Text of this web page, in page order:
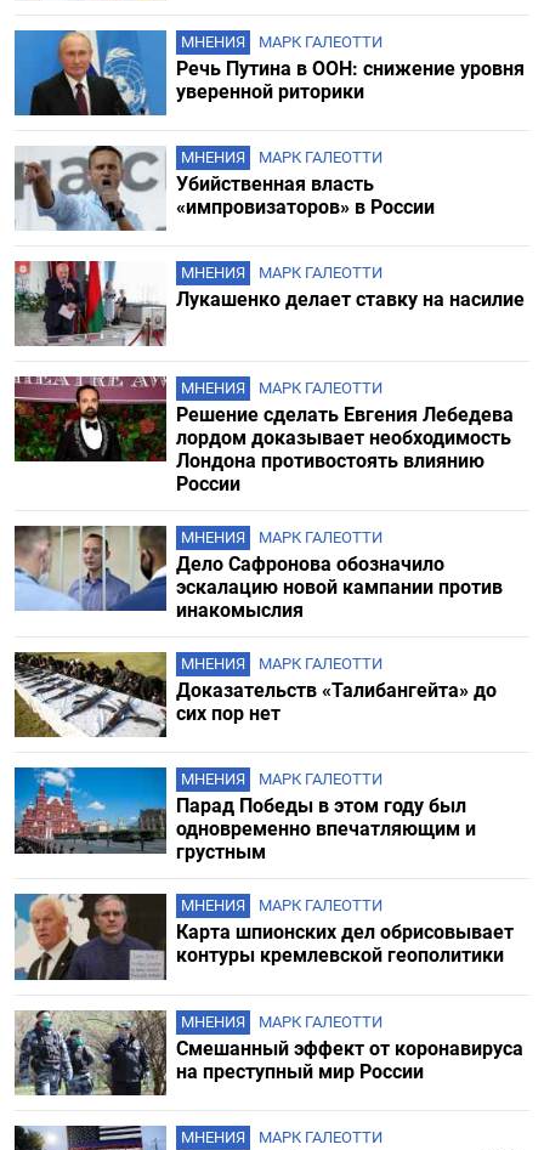
МНЕНИЯ МАРК ГАЛЕОТТИ
Речь Путина в ООН: снижение уровня
уверенной риторики
МНЕНИЯ МАРК ГАЛЕОТТИ
Убийственная власть
«импровизаторов» в России
МНЕНИЯ МАРК ГАЛЕОТТИ
Лукашенко делает ставку на насилие
МНЕНИЯ МАРК ГАЛЕОТТИ
Решение сделать Евгения Лебедева
лордом доказывает необходимость
Лондона противостоять влиянию
России
МНЕНИЯ МАРК ГАЛЕОТТИ
Дело Сафронова обозначило
эскалацию новой кампании против
инакомыслия
МНЕНИЯ МАРК ГАЛЕОТТИ
Доказательств «Талибангейта» до
сих пор нет
МНЕНИЯ МАРК ГАЛЕОТТИ
Парад Победы в этом году был
одновременно впечатляющим и
грустным
МНЕНИЯ МАРК ГАЛЕОТТИ
Карта шпионских дел обрисовывает
контуры кремлевской геополитики
МНЕНИЯ МАРК ГАЛЕОТТИ
Смешанный эффект от коронавируса
на преступный мир России
МНЕНИЯ МАРК ГАЛЕОТТИ